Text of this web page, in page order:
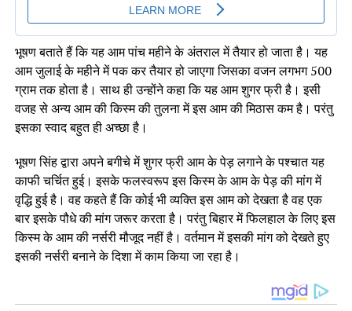
भूषण बताते हैं कि यह आम पांच महीने के अंतराल में तैयार हो जाता है। यह
आम जुलाई के महीने में पक कर तैयार हो जाएगा जिसका वजन लगभग 500
ग्राम तक होता है। साथ ही उन्होंने कहा कि यह आम शुगर फ्री है। इसी
वजह से अन्य आम की किस्म की तुलना में इस आम की मिठास कम है। परंतु
इसका स्वाद बहुत ही अच्छा है।
भूषण सिंह द्वारा अपने बगीचे में शुगर फ्री आम के पेड़ लगाने के पश्चात यह
काफी चर्चित हुई। इसके फलस्वरूप इस किस्म के आम के पेड़ की मांग में
वृद्धि हुई है। वह कहते हैं कि कोई भी व्यक्ति इस आम को देखता है वह एक
बार इसके पौधे की मांग जरूर करता है। परंतु बिहार में फिलहाल के लिए इस
किस्म के आम की नर्सरी मौजूद नहीं है। वर्तमान में इसकी मांग को देखते हुए
इसकी नर्सरी बनाने के दिशा में काम किया जा रहा है।